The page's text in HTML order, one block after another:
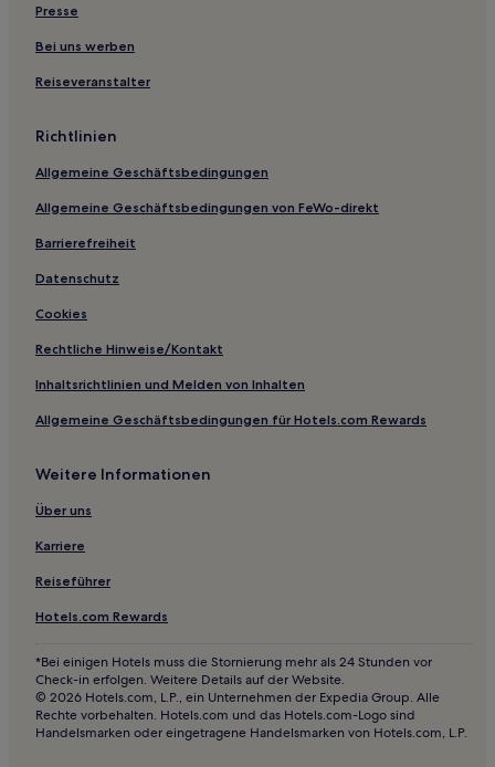
Presse
Bei uns werben
Reiseveranstalter
Richtlinien
Allgemeine Geschäftsbedingungen
Allgemeine Geschäftsbedingungen von FeWo-direkt
Barrierefreiheit
Datenschutz
Cookies
Rechtliche Hinweise/Kontakt
Inhaltsrichtlinien und Melden von Inhalten
Allgemeine Geschäftsbedingungen für Hotels.com Rewards
Weitere Informationen
Über uns
Karriere
Reiseführer
Hotels.com Rewards
*Bei einigen Hotels muss die Stornierung mehr als 24 Stunden vor
Check-in erfolgen. Weitere Details auf der Website.
© 2026 Hotels.com, L.P., ein Unternehmen der Expedia Group. Alle
Rechte vorbehalten. Hotels.com und das Hotels.com-Logo sind
Handelsmarken oder eingetragene Handelsmarken von Hotels.com, L.P.